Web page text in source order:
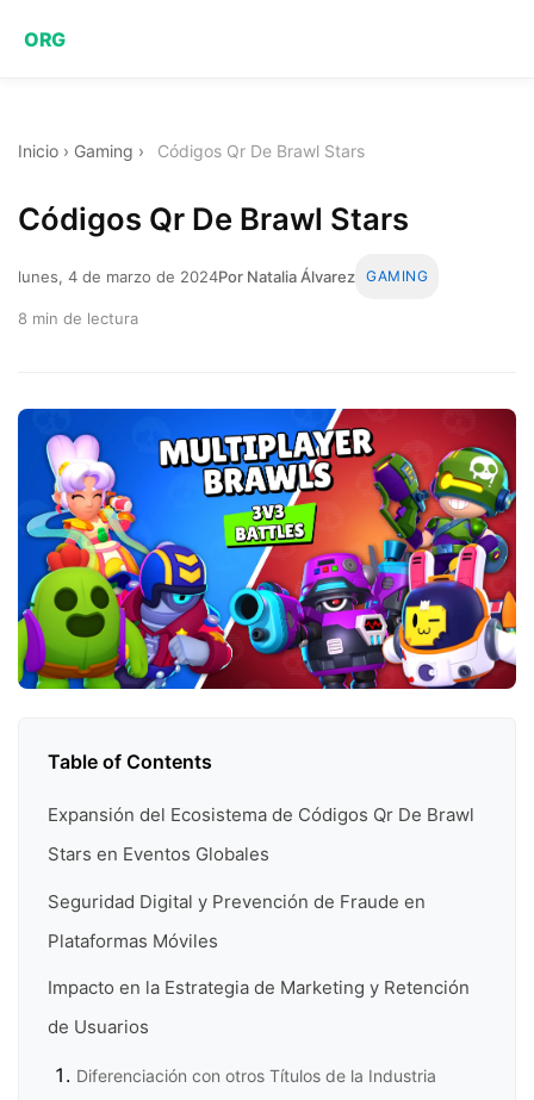
ORG
Inicio › Gaming › Códigos Qr De Brawl Stars
Códigos Qr De Brawl Stars
lunes, 4 de marzo de 2024Por Natalia Álvarez GAMING
8 min de lectura
Table of Contents
Expansión del Ecosistema de Códigos Qr De Brawl
Stars en Eventos Globales
Seguridad Digital y Prevención de Fraude en
Plataformas Móviles
Impacto en la Estrategia de Marketing y Retención
de Usuarios
Diferenciación con otros Títulos de la Industria